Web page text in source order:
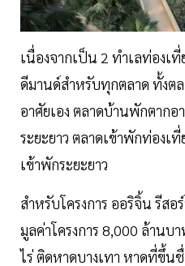
เนื่องจากเป็น 2 ทำเลท่องเ
ดีมานด์สำหรับทุกตลาด ทั้งต
อาศัยเอง ตลาดบ้านพักตาก
ระยะยาว ตลาดเข้าพักท่องเ
เข้าพักระยะยาว
สำหรับโครงการ ออริจิ้น รีสอ
มูลค่าโครงการ 8,000 ล้าน
ไร่ ติดหาดบางเทา หาดที่ขึ้น